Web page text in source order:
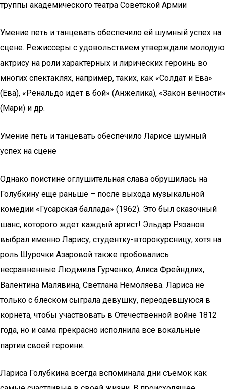
труппы академического театра Советской Армии
Умение петь и танцевать обеспечило ей шумный успех на
сцене. Режиссеры с удовольствием утверждали молодую
актрису на роли характерных и лирических героинь во
многих спектаклях, например, таких, как «Солдат и Ева»
(Ева), «Ренальдо идет в бой» (Анжелика), «Закон вечности»
(Мари) и др.
Умение петь и танцевать обеспечило Ларисе шумный
успех на сцене
Однако поистине оглушительная слава обрушилась на
Голубкину еще раньше – после выхода музыкальной
комедии «Гусарская баллада» (1962). Это был сказочный
шанс, которого ждет каждый артист! Эльдар Рязанов
выбрал именно Ларису, студентку-второкурсницу, хотя на
роль Шурочки Азаровой также пробовались
несравненные Людмила Гурченко, Алиса Фрейндлих,
Валентина Малявина, Светлана Немоляева. Лариса не
только с блеском сыграла девушку, переодевшуюся в
корнета, чтобы участвовать в Отечественной войне 1812
года, но и сама прекрасно исполнила все вокальные
партии своей героини.
Лариса Голубкина всегда вспоминала дни съемок как